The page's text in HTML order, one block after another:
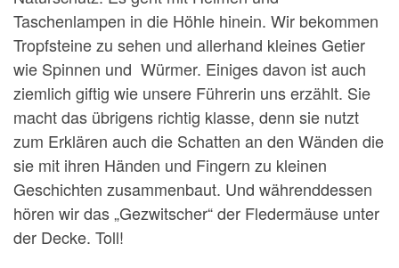
Taschenlampen in die Höhle hinein. Wir bekommen
Tropfsteine zu sehen und allerhand kleines Getier
wie Spinnen und Würmer. Einiges davon ist auch
ziemlich giftig wie unsere Führerin uns erzählt. Sie
macht das übrigens richtig klasse, denn sie nutzt
zum Erklären auch die Schatten an den Wänden die
sie mit ihren Händen und Fingern zu kleinen
Geschichten zusammenbaut. Und währenddessen
hören wir das „Gezwitscher“ der Fledermäuse unter
der Decke. Toll!